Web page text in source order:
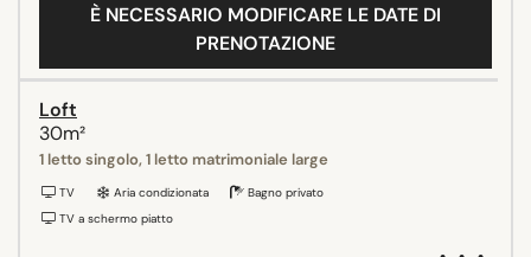
È NECESSARIO MODIFICARE LE DATE DI
PRENOTAZIONE
Loft
30m²
1 letto singolo, 1 letto matrimoniale large
TV Aria condizionata
Bagno privato
TV a schermo piatto